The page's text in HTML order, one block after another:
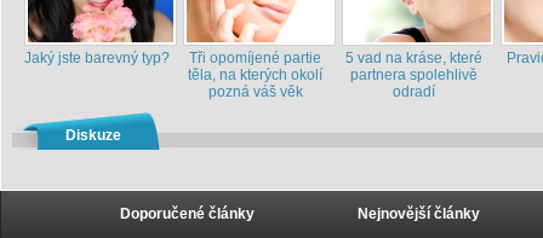
Jaký jste barevný typ?
Tři opomíjené partie
těla, na kterých okolí
pozná váš věk
5 vad na kráse, které
partnera spolehlivě
odradí
Diskuze
Doporučené články Nejnovější články